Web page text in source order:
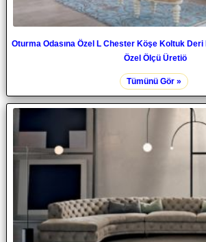
Oturma Odasına Özel L Chester Köşe Koltuk
Özel Ölçü Üretiö
Tümünü Gör »